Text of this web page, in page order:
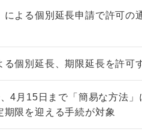
による個別延長申請で許可
る個別延長、期限延長を許可
4月15日まで「簡易な方法
期限を迎える手続が対象